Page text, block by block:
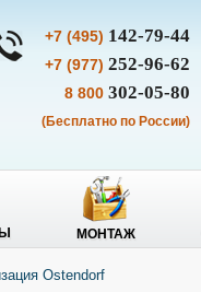
+7 (495) 142-79-44
+7 (977) 252-96-62
8 800 302-05-80
(Бесплатно по России)
МОНТАЖ
Ostendorf